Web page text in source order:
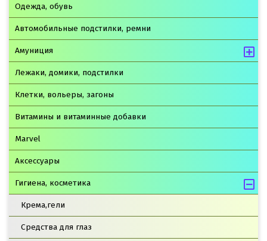
Одежда, обувь
Автомобильные подстилки, ремни
Амуниция
Лежаки, домики, подстилки
Клетки, вольеры, загоны
Витамины и витаминные добавки
Marvel
Аксессуары
Гигиена, косметика
Крема,гели
Средства для глаз